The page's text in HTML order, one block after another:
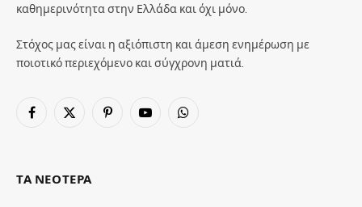
καθημερινότητα στην Ελλάδα και όχι μόνο.
Στόχος μας είναι η αξιόπιστη και άμεση ενημέρωση με
ποιοτικό περιεχόμενο και σύγχρονη ματιά.
Facebook
X
PinterestYouTubeWhatsApp
ΤΑ ΝΕΟΤΕΡΑ